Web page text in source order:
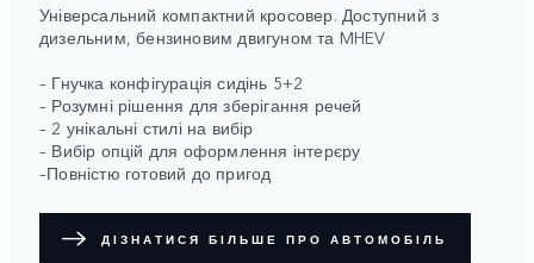
Універсальний компактний кросовер. Доступний з
дизельним, бензиновим двигуном та MHEV
– Гнучка конфігурація сидінь 5+2
– Розумні рішення для зберігання речей
– 2 унікальні стилі на вибір
– Вибір опцій для оформлення інтерєру
–Повністю готовий до пригод
ДІЗНАТИСЯ БІЛЬШЕ ПРО АВТОМОБІЛЬ